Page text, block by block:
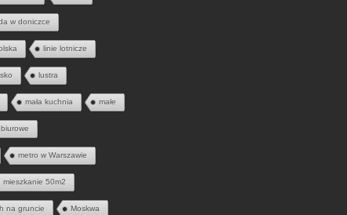
w doniczce
linie lotnicze
lustra
mała kuchnia małe
metro w Warszawie
mieszkanie 50m2
na gruncie Moskwa